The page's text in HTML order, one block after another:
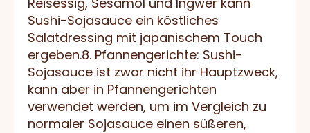
Sushi-Sojasauce ein köstliches
Salatdressing mit japanischem Touch
ergeben.8. Pfannengerichte: Sushi-
Sojasauce ist zwar nicht ihr Hauptzweck,
kann aber in Pfannengerichten
verwendet werden, um im Vergleich zu
normaler Sojasauce einen süßeren,